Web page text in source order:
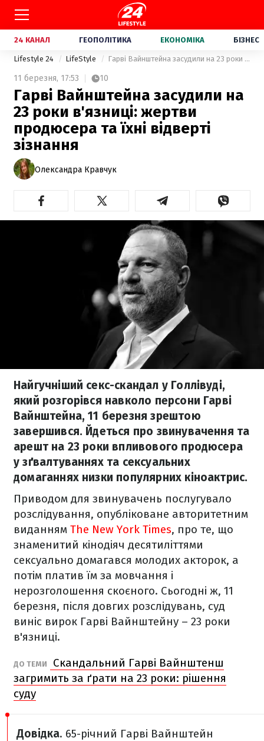
24 КАНАЛ ГЕОПОЛІТИКА ЕКОНОМІКА БІЗНЕС
Lifestyle 24 LifeStyle Гарві Вайнштейна засудили на 23 роки в'язниці: жертви продюсера та їхні відверті зізнання
11 березня, 17:53 10
Гарві Вайнштейна засудили на
23 роки в'язниці: жертви
продюсера та їхні відверті
зізнання
Олександра Кравчук
Найгучніший секс-скандал у Голлівуді,
який розгорівся навколо персони Гарві
Вайнштейна, 11 березня зрештою
завершився. Йдеться про звинувачення та
арешт на 23 роки впливового продюсера
у зґвалтуваннях та сексуальних
домаганнях низки популярних кіноактрис.
Приводом для звинувачень послугувало
розслідування, опубліковане авторитетним
виданням The New York Times, про те, що
знаменитий кінодіяч десятиліттями
сексуально домагався молодих акторок, а
потім платив їм за мовчання і
нерозголошення скоєного. Сьогодні ж, 11
березня, після довгих розслідувань, суд
виніс вирок Гарві Вайнштейну – 23 роки
в'язниці.
ДО ТЕМИ
Скандальний Гарві Вайнштенш
загримить за ґрати на 23 роки: рішення
суду
Довідка. 65-річний Гарві Вайнштейн